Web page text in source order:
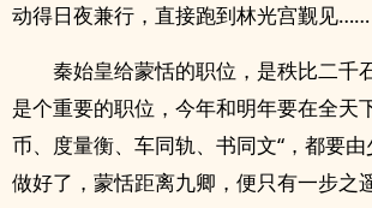
动得日夜兼行，直接跑到林光宫觐见……
秦始皇给蒙恬的职位，是秩比二千
是个重要的职位，今年和明年要在全天
币、度量衡、车同轨、书同文“，都要
做好了，蒙恬距离九卿，便只有一步之